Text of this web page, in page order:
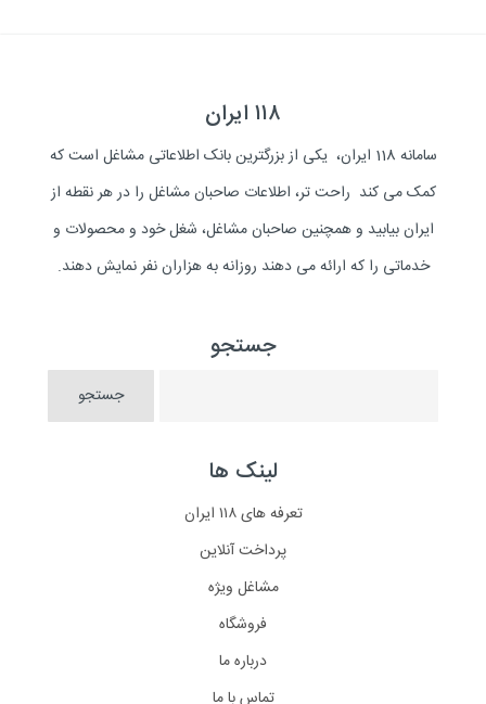
۱۱۸ ایران
سامانه 118 ایران، یکی از بزرگترین بانک اطلاعاتی مشاغل است که
کمک می کند راحت تر، اطلاعات صاحبان مشاغل را در هر نقطه از
ایران بیابید و همچنین صاحبان مشاغل، شغل خود و محصولات و
خدماتی را که ارائه می دهند روزانه به هزاران نفر نمایش دهند.
جستجو
لینک ها
تعرفه های ۱۱۸ ایران
پرداخت آنلاین
مشاغل ویژه
فروشگاه
درباره ما